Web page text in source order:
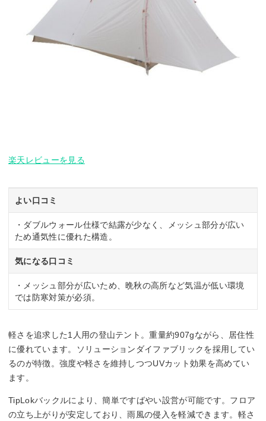
楽天レビューを見る
よい口コミ
・ダブルウォール仕様で結露が少なく、メッシュ部分が広い
ため通気性に優れた構造。
気になる口コミ
・メッシュ部分が広いため、晩秋の高所など気温が低い環境
では防寒対策が必須。
軽さを追求した1人用の登山テント。重量約907gながら、居住性
に優れています。ソリューションダイファブリックを採用してい
るのが特徴。強度や軽さを維持しつつUVカット効果を高めてい
ます。
TipLokバックルにより、簡単ですばやい設営が可能です。フロア
の立ち上がりが安定しており、雨風の侵入を軽減できます。軽さ